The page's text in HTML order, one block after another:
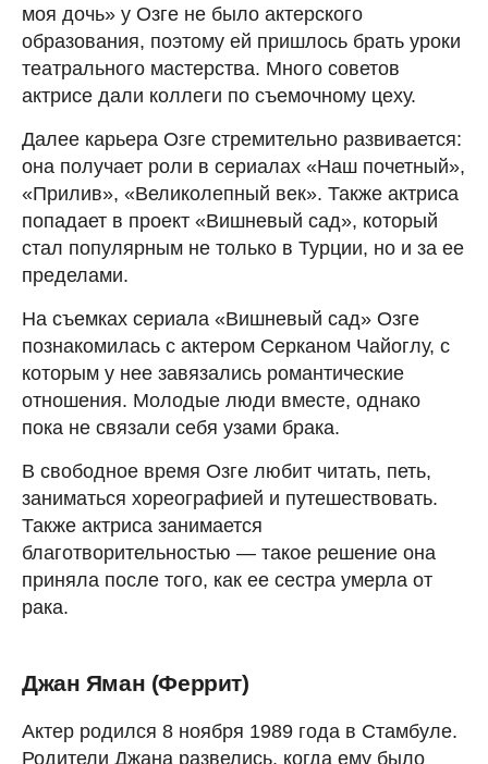
моя дочь» у Озге не было актерского
образования, поэтому ей пришлось брать уроки
театрального мастерства. Много советов
актрисе дали коллеги по съемочному цеху.
Далее карьера Озге стремительно развивается:
она получает роли в сериалах «Наш почетный»,
«Прилив», «Великолепный век». Также актриса
попадает в проект «Вишневый сад», который
стал популярным не только в Турции, но и за ее
пределами.
На съемках сериала «Вишневый сад» Озге
познакомилась с актером Серканом Чайоглу, с
которым у нее завязались романтические
отношения. Молодые люди вместе, однако
пока не связали себя узами брака.
В свободное время Озге любит читать, петь,
заниматься хореографией и путешествовать.
Также актриса занимается
благотворительностью — такое решение она
приняла после того, как ее сестра умерла от
рака.
Джан Яман (Феррит)
Актер родился 8 ноября 1989 года в Стамбуле.
Родители Джана развелись, когда ему было